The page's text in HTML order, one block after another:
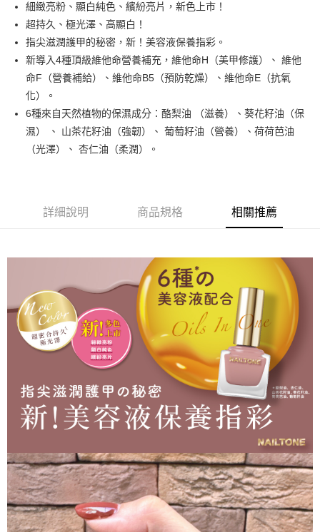
街口支付
悠遊付
運送方式
全家取貨付款
每筆NT$80，滿NT$499(含以上)免運費
因應疫情升溫，目前暫停使用7-11取貨付款配送，請使用全家
黑貓宅急便
細緻亮粉、顯白純色、繽紛亮片，新色上市！
超持久、極光澤、高顯白！
指尖滋潤護甲的秘密，新！美容液保養指彩。
新導入4種頂級維他命營養補充，維他命H（美甲修護）、 維他
命F（營養補給）、維他命B5（預防乾燥）、維他命E（抗氧
化）。
6種來自天然植物的保濕成分：酪梨油 （滋養）、葵花籽油（保
濕） 、 山茶花籽油（強韌）、 葡萄籽油（營養）、荷荷芭油
（光澤）、 杏仁油（柔潤）。
詳細說明 商品規格 相關推薦